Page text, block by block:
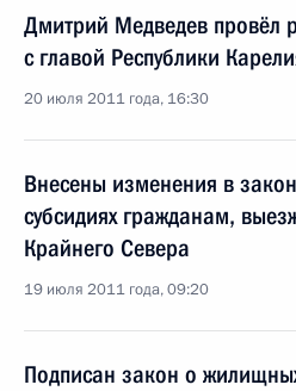
Дмитрий Медведев провёл
с главой Республики
20 июля 2011 года, 16:30
Внесены изменения в
субсидиях гражданам,
Крайнего Севера
19 июля 2011 года, 09:20
Подписан закон о